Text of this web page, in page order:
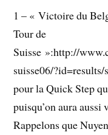
1 – « Victoire du
Tour de
Suisse »:http://
suisse06/
pour la Quick Step
puisqu’on aura
Rappelons que